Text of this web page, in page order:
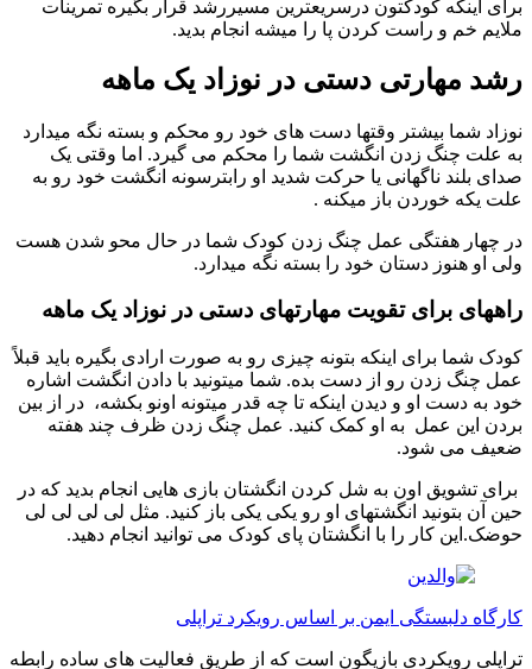
اینکه کودکتون درسریعترین مسیررشد قرار بگیره تمرینات
خم و راست کردن پا را میشه انجام بدید.
مهارتی دستی در نوزاد یک ماهه
شما بیشتر وقتها دست های خود رو محکم و بسته نگه میدارد
علت چنگ زدن انگشت شما را محکم می گیرد. اما وقتی یک
بلند ناگهانی یا حرکت شدید او رابترسونه انگشت خود رو به
یکه خوردن باز میکنه .
چهار هفتگی عمل چنگ زدن کودک شما در حال محو شدن هست
او هنوز دستان خود را بسته نگه میدارد.
برای تقویت مهارتهای دستی در نوزاد یک ماهه
شما برای اینکه بتونه چیزی رو به صورت ارادی بگیره باید قبلاً
چنگ زدن رو از دست بده. شما میتونید با دادن انگشت اشاره
به دست او و دیدن اینکه تا چه قدر میتونه اونو بکشه، در از بین
این عمل به او کمک کنید. عمل چنگ زدن ظرف چند هفته
می شود.
تشویق اون به شل کردن انگشتان بازی هایی انجام بدید که در
آن بتونید انگشتهای او رو یکی یکی باز کنید. مثل لی لی لی لی
کار را با انگشتان پای کودک می توانید انجام دهید.
دلبستگی ایمن بر اساس رویکرد تراپلی
رویکردی بازیگون است که از طریق فعالیت های ساده رابطه